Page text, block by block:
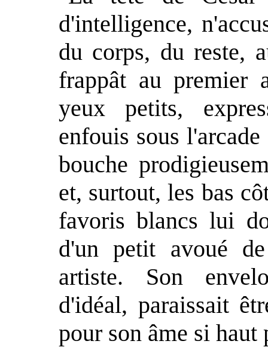
d'intelligence,
du corps, du reste,
frappât au premier
yeux petits,
enfouis sous
bouche
et, surtout, les bas
favoris blancs lui
d'un petit avoué
artiste. Son
d'idéal, paraissait
pour son âme si haut